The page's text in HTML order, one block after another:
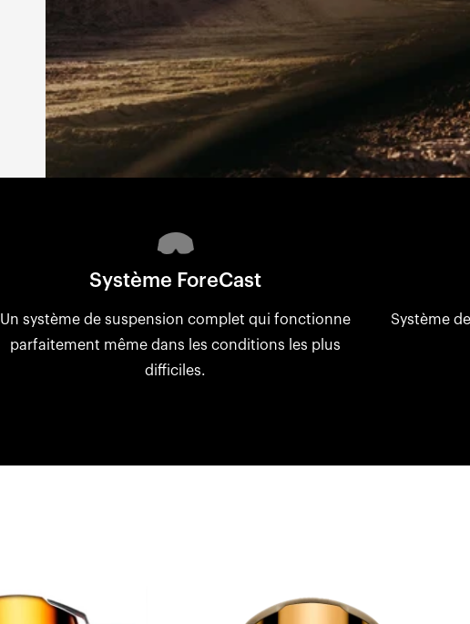
Système ForeCast
Un système de suspension complet qui fonctionne
parfaitement même dans les conditions les plus
difficiles.
Système